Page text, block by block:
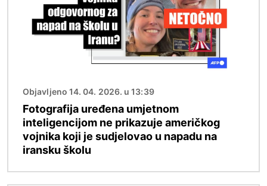
Objavljeno 14. 04. 2026. u 13:39
Fotografija uređena umjetnom
inteligencijom ne prikazuje američkog
vojnika koji je sudjelovao u napadu na
iransku školu